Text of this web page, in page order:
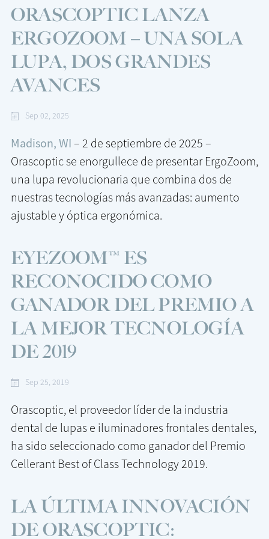
ORASCOPTIC LANZA
ERGOZOOM – UNA SOLA
LUPA, DOS GRANDES
AVANCES
Sep 02, 2025
Madison, WI – 2 de septiembre de 2025 –
Orascoptic se enorgullece de presentar ErgoZoom,
una lupa revolucionaria que combina dos de
nuestras tecnologías más avanzadas: aumento
ajustable y óptica ergonómica.
EYEZOOM™ ES
RECONOCIDO COMO
GANADOR DEL PREMIO A
LA MEJOR TECNOLOGÍA
DE 2019
Sep 25, 2019
Orascoptic, el proveedor líder de la industria
dental de lupas e iluminadores frontales dentales,
ha sido seleccionado como ganador del Premio
Cellerant Best of Class Technology 2019.
LA ÚLTIMA INNOVACIÓN
DE ORASCOPTIC: